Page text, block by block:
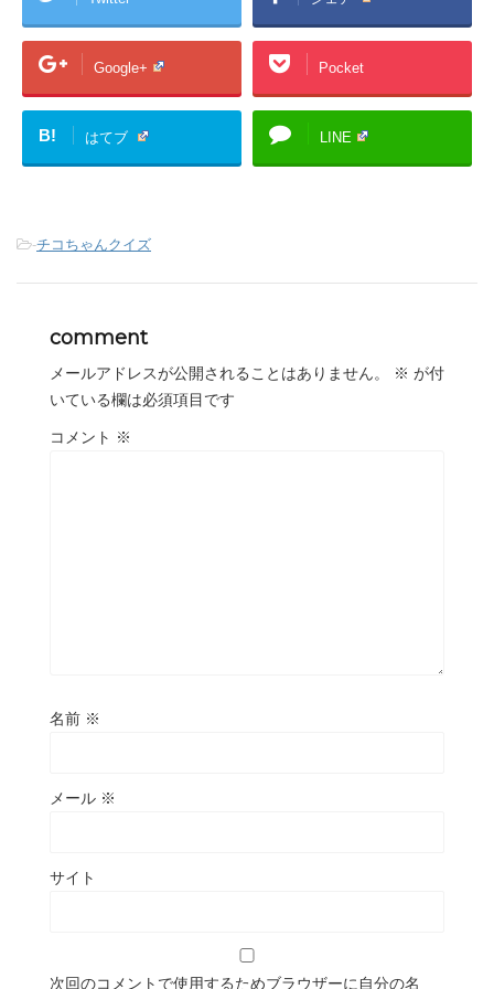
Google+ Pocket
B! はてブ LINE
-チコちゃんクイズ
comment
メールアドレスが公開されることはありません。 ※ が付
いている欄は必須項目です
コメント ※
名前 ※
メール ※
サイト
次回のコメントで使用するためブラウザーに自分の名